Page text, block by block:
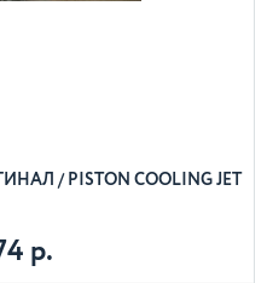
/ PISTON COOLING JET
р.